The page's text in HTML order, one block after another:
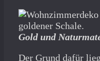
Gold und
Der Grund dafür